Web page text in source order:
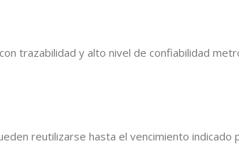
trazabilidad y alto nivel de confiabilidad
reutilizarse hasta el vencimiento indicado